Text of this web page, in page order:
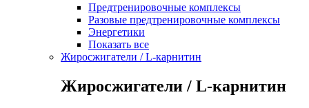
Предтренировочные комплексы
Разовые предтренировочные комплексы
Энергетики
Показать все
Жиросжигатели / L-карнитин
Жиросжигатели / L-карнитин